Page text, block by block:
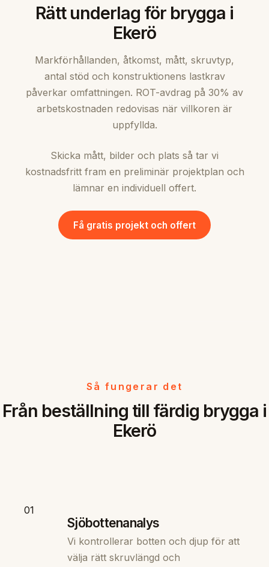
Rätt underlag för brygga i
Ekerö
Markförhållanden, åtkomst, mått, skruvtyp,
antal stöd och konstruktionens lastkrav
påverkar omfattningen. ROT-avdrag på 30% av
arbetskostnaden redovisas när villkoren är
uppfyllda.
Skicka mått, bilder och plats så tar vi
kostnadsfritt fram en preliminär projektplan och
lämnar en individuell offert.
Få gratis projekt och offert
Så fungerar det
Från beställning till färdig brygga i
Ekerö
01
Sjöbottenanalys
Vi kontrollerar botten och djup för att
välja rätt skruvlängd och